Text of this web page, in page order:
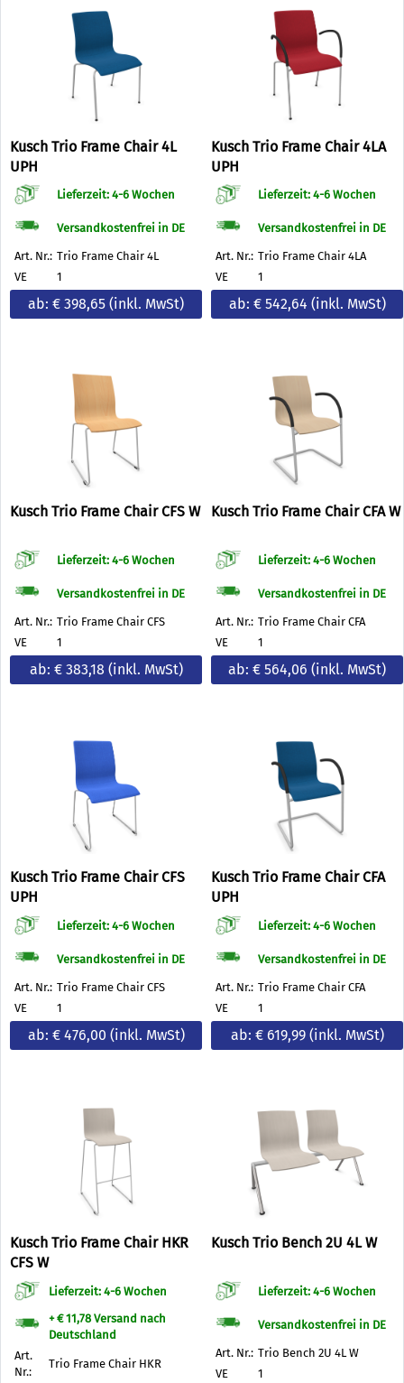
Kusch Trio Frame Chair 4L
UPH
Lieferzeit: 4-6 Wochen
Versandkostenfrei in DE
Art. Nr.: Trio Frame Chair 4L
VE
1
ab: € 398,65 (inkl. MwSt)
Kusch Trio Frame Chair 4LA
UPH
Lieferzeit: 4-6 Wochen
Versandkostenfrei in DE
Art. Nr.: Trio Frame Chair 4LA
VE
1
ab: € 542,64 (inkl. MwSt)
Kusch Trio Frame Chair CFS W
Lieferzeit: 4-6 Wochen
Versandkostenfrei in DE
Art. Nr.: Trio Frame Chair CFS
VE
1
ab: € 383,18 (inkl. MwSt)
Kusch Trio Frame Chair CFA W
Lieferzeit: 4-6 Wochen
Versandkostenfrei in DE
Art. Nr.: Trio Frame Chair CFA
VE
1
ab: € 564,06 (inkl. MwSt)
Kusch Trio Frame Chair CFS
UPH
Lieferzeit: 4-6 Wochen
Versandkostenfrei in DE
Art. Nr.: Trio Frame Chair CFS
VE
1
ab: € 476,00 (inkl. MwSt)
Kusch Trio Frame Chair CFA
UPH
Lieferzeit: 4-6 Wochen
Versandkostenfrei in DE
Art. Nr.: Trio Frame Chair CFA
VE
1
ab: € 619,99 (inkl. MwSt)
Kusch Trio Frame Chair HKR
CFS W
Lieferzeit: 4-6 Wochen
+ € 11,78 Versand nach
Deutschland
Art.
Nr.:
Trio Frame Chair HKR
Kusch Trio Bench 2U 4L W
Lieferzeit: 4-6 Wochen
Versandkostenfrei in DE
Art. Nr.: Trio Bench 2U 4L W
VE
1